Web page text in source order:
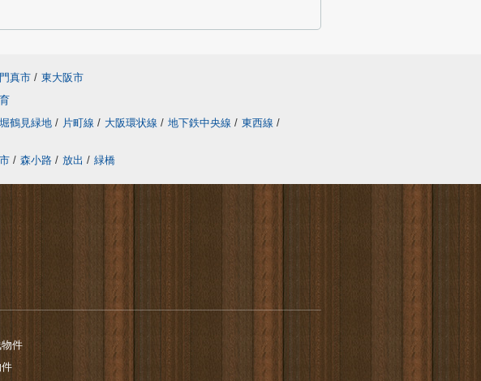
門真市 / 東大阪市
鶴見緑地 / 片町線 / 大阪環状線 / 地下鉄中央線 / 東西線 /
/ 森小路 / 放出 / 緑橋
件